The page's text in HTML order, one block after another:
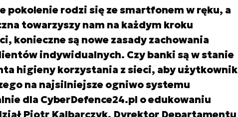
pokolenie rodzi się ze smartfonem w ręku, a
towarzyszy nam na każdym kroku
konieczne są nowe zasady zachowania
indywidualnych. Czy banki są w stanie
higieny korzystania z sieci, aby użytkownik
na najsilniejsze ogniwo systemu
dla CyberDefence24.pl o edukowaniu
Piotr Kalbarczyk, Dyrektor Departamentu